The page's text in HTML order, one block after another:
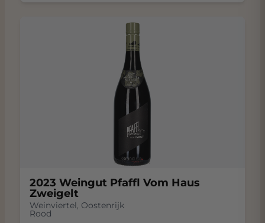
2023 Weingut Pfaffl Vom Haus
Zweigelt
Weinviertel, Oostenrijk
Rood